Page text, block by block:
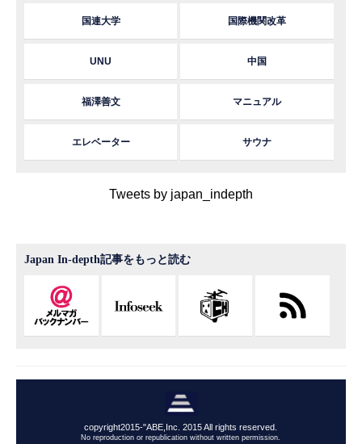
国連大学 国際機関改革
UNU 中国
福澤善文 マニュアル
エレベーター サウナ
Tweets by japan_indepth
Japan In-depth記事をもっと読む
copyright2015-"ABE,Inc. 2015 All rights reserved.
No reproduction or republication without written permission.